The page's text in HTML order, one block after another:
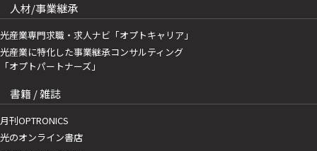
人材/事業継承
光産業専門求職・求人ナビ「オプトキャリア」
光産業に特化した事業継承コンサルティング
「オプトパートナーズ」
書籍 / 雑誌
月刊OPTRONICS
光のオンライン書店